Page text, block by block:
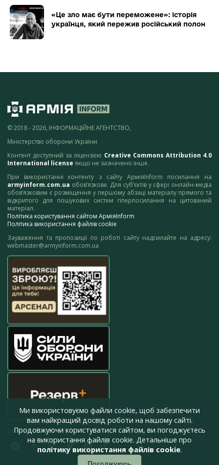
«Це зло має бути переможене»: історія
українця, який пережив російський полон
© 2018 - 2026, ІНФОРМАЦІЙНЕ АГЕНТСТВО,
Міністерство оборони України
Контент доступний за ліцензією Creative Commons Attribution 4.0
International license якщо не зазначено інше.
При використанні контенту з сайту АрміяInform посилання на
armyinform.com.ua обов’язкове. Для суб’єктів у сфері онлайн-медіа
обов’язковим є розміщення у першому абзаці матеріалу прямого та
відкритого для пошукових систем гіперпосилання на цитований
матеріал.
Політика користування сайтом АрміяInform
Політика використання файлів cookie
Зауваження та пропозиції по роботі сайту надсилайте на адресу:
webmaster@armyinform.com.ua
press@armyinform.com.ua
Ми використовуємо файли cookie, щоб забезпечити
вам найкращий досвід роботи на нашому сайті.
Продовжуючи користуватися сайтом, ви погоджуєтесь
на використання файлів cookie. Детальніше про
політику використання файлів cookie.